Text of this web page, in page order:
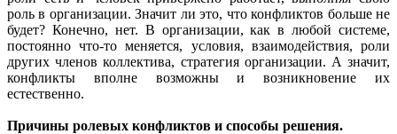
роль в организации. Значит ли это, что конфликтов больше не
будет? Конечно, нет. В организации, как в любой системе,
постоянно что-то меняется, условия, взаимодействия, роли
других членов коллектива, стратегия организации. А значит,
конфликты вполне возможны и возникновение их
естественно.
Причины ролевых конфликтов и способы решения.